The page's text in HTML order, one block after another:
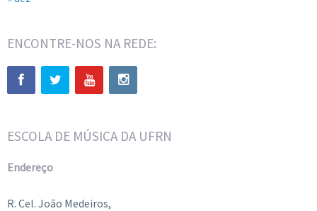
ENCONTRE-NOS NA REDE:
ESCOLA DE MÚSICA DA UFRN
Endereço
R. Cel. João Medeiros,